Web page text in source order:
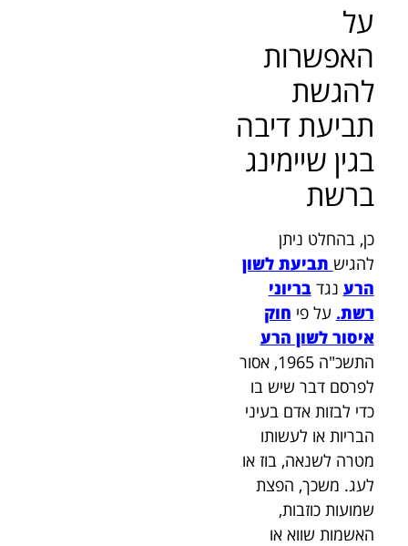
על
האפשרות
להגשת
תביעת דיבה
בגין שיימינג
ברשת
כן, בהחלט ניתן
להגיש תביעת לשון
הרע נגדבריוני
רשת. על פי חוק
איסור לשון הרע
התשכ"ה 1965, אסור
לפרסם דבר שיש בו
כדי לבזות אדם בעיני
הבריות או לעשותו
מטרה לשנאה, בוז או
לעג. משכך, הפצת
שמועות כוזבות,
האשמות שווא או